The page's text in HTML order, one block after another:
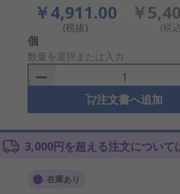
￥4,911.00
(税抜)
￥
(税
Add
to
Basket
個
数量を選択または入力
注文書へ追加
3,000円を超える注文について
在庫あり